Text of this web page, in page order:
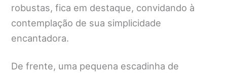
robustas, fica em destaque, convidando à
contemplação de sua simplicidade
encantadora.
De frente, uma pequena escadinha de